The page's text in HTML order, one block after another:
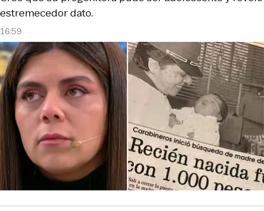
16:59
estremecedor dato.